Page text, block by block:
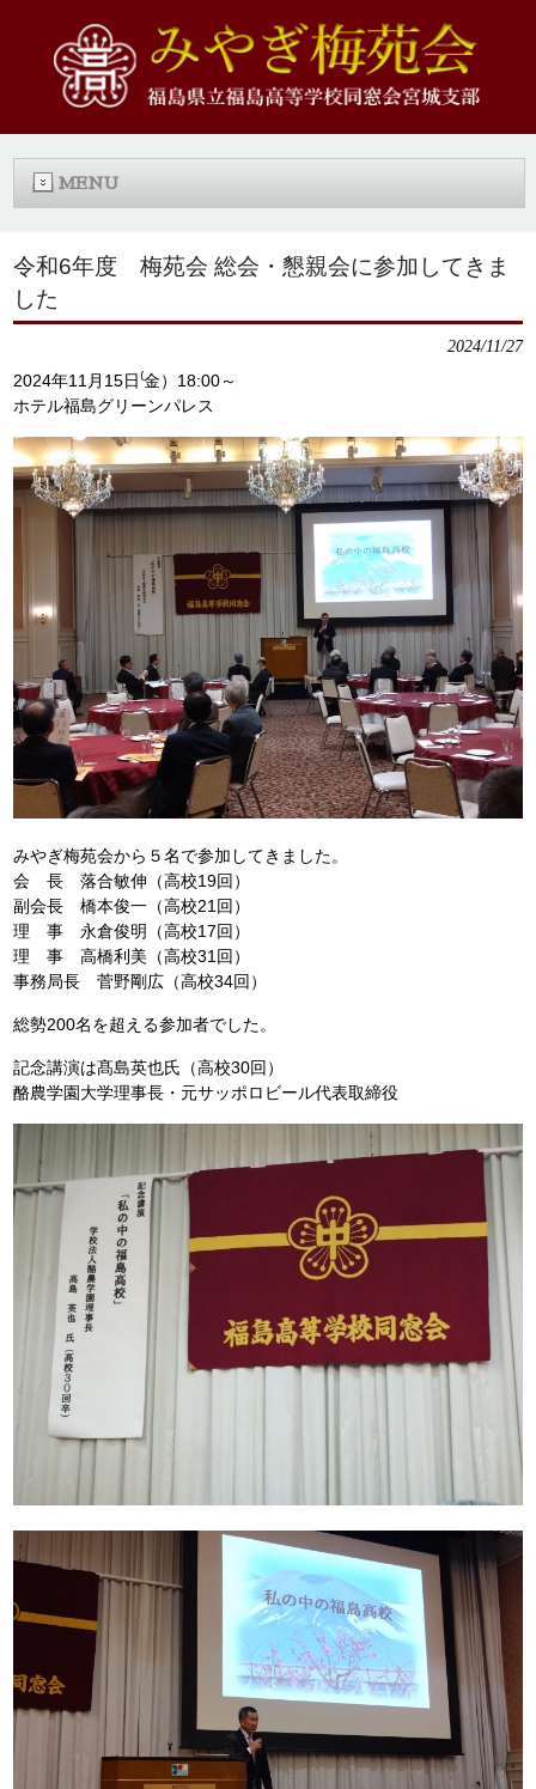
MENU
令和6年度 梅苑会 総会・懇親会に参加してきま
した
2024/11/27
2024年11月15日⁽金）18:00～
ホテル福島グリーンパレス
みやぎ梅苑会から５名で参加してきました。
会 長 落合敏伸（高校19回）
副会長 橋本俊一（高校21回）
理 事 永倉俊明（高校17回）
理 事 高橋利美（高校31回）
事務局長 菅野剛広（高校34回）
総勢200名を超える参加者でした。
記念講演は髙島英也氏（高校30回）
酪農学園大学理事長・元サッポロビール代表取締役